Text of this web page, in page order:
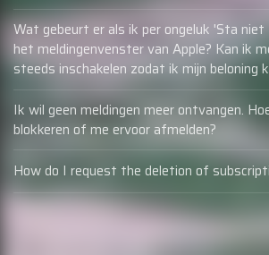
Wat gebeurt er als ik per ongeluk 'Sta
het meldingenvenster van Apple? Kan ik
steeds inschakelen zodat ik mijn beloning
Ik wil geen meldingen meer ontvangen.
blokkeren of me ervoor afmelden?
How do I request the deletion of